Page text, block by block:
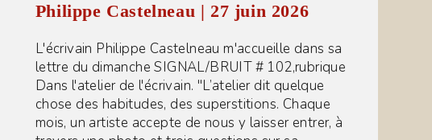
Philippe Castelneau | 27 juin 2026
L'écrivain Philippe Castelneau m'accueille dans sa
lettre du dimanche SIGNAL/BRUIT # 102,rubrique
Dans l'atelier de l'écrivain. "L’atelier dit quelque
chose des habitudes, des superstitions. Chaque
mois, un artiste accepte de nous y laisser entrer, à